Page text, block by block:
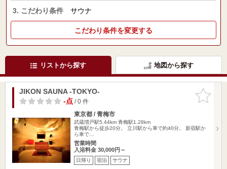
3. こだわり条件 サウナ
こだわり条件を変更する
リストから探す 地図から探す
お気に入
りに追加
JIKON SAUNA -TOKYO-
-点/ 0 件
東京都 / 青梅市
武蔵増戸駅5.44km 青梅駅1.28km
青梅駅から徒歩20分。 立川駅から車で約40分。 新宿駅か
ら車で…
営業時間
入浴料金 30,000円～
日帰り 宿泊 サウナ